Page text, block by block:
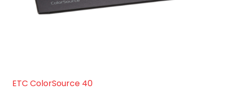
ETC ColorSource 40